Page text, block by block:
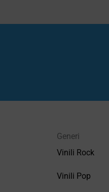
Generi
Vinili Rock
Vinili Pop